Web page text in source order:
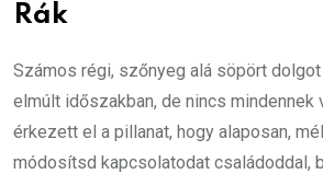
Rák
Számos régi, szőnyeg alá söpört
elmúlt időszakban, de nincs mindennek
érkezett el a pillanat, hogy alaposan,
módosítsd kapcsolatodat családoddal,